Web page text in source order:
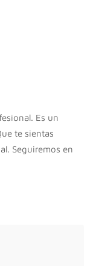
Es un
te sientas
Seguiremos en